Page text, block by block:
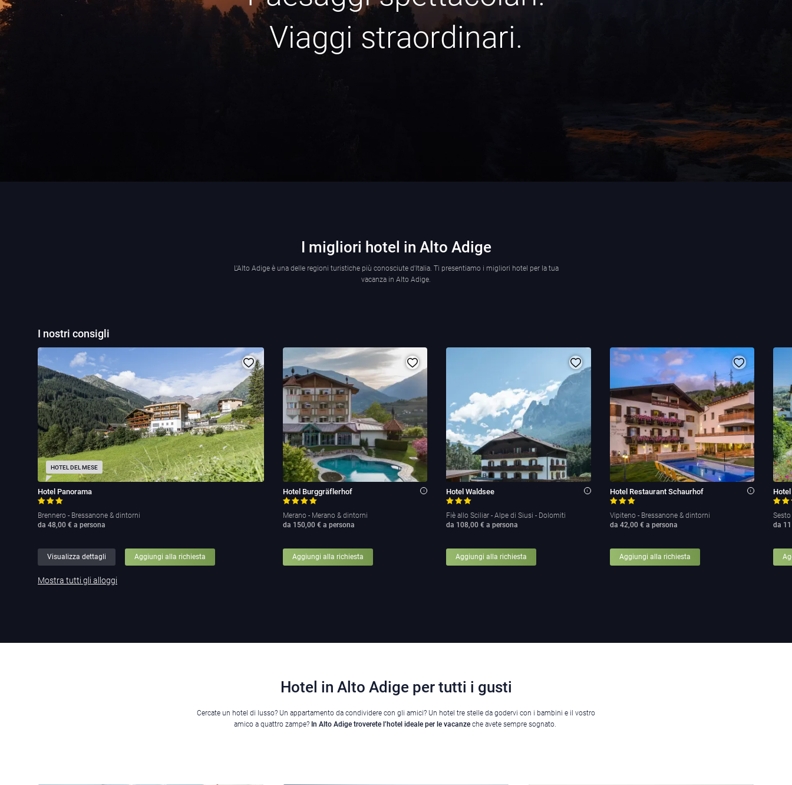
Viaggi straordinari.
I migliori hotel in Alto Adige
L'Alto Adige è una delle regioni turistiche più conosciute d'Italia. Ti presentiamo i migliori hotel per la tua
vacanza in Alto Adige.
I nostri consigli
HOTEL DEL MESE
Hotel Panorama
Brennero - Bressanone & dintorni
da 48,00 € a persona
Visualizza dettagli Aggiungi alla richiesta
Hotel Burggräflerhof i
Merano - Merano & dintorni
da 150,00 € a persona
Aggiungi alla richiesta
Hotel Waldsee i
Fiè allo Sciliar - Alpe di Siusi - Dolomiti
da 108,00 € a persona
Aggiungi alla richiesta
Hotel Restaurant Schaurhof i
Vipiteno - Bressanone & dintorni
da 42,00 € a persona
Aggiungi alla richiesta
da
Mostra tutti gli alloggi
Hotel in Alto Adige per tutti i gusti
Cercate un hotel di lusso? Un appartamento da condividere con gli amici? Un hotel tre stelle da godervi con i bambini e il vostro
amico a quattro zampe? In Alto Adige troverete l’hotel ideale per le vacanze che avete sempre sognato.